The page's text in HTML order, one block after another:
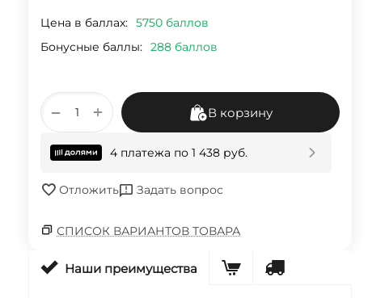
Цена в баллах: 5750 баллов
Бонусные баллы: 288 баллов
+
− В корзину
4 платежа по 1 438 руб.
Отложить Задать вопрос
СПИСОК ВАРИАНТОВ ТОВАРА
Наши преимущества